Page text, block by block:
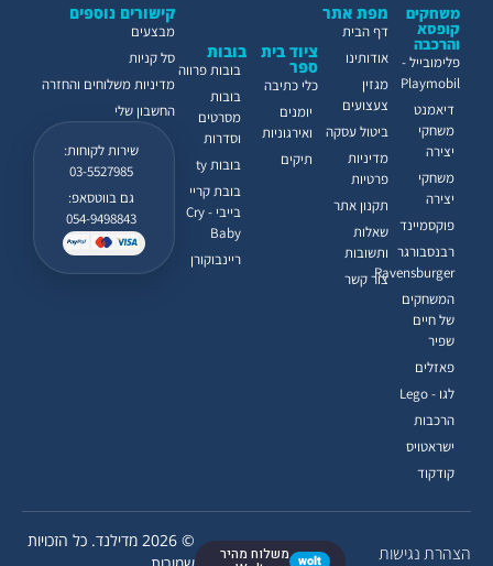
הצהרת נגישות wolt משלוח מהיר
© 2026 מדילנד. כל הזכויות
קישורים נוספים
מבצעים
סל קניות
מדיניות משלוחים והחזרה
החשבון שלי
שירות לקוחות:
03-5527985
גם בווטסאפ:
054-9498843
ציוד בית
ספר
כלי כתיבה
יומנים
ואירגוניות
תיקים
בובות
בובות פרווה
בובות
מסרטים
וסדרות
בובות ty
בובת קריי
בייבי - Cry
Baby
ריינבוקורן
משחקים
קופסא
והרכבה
פלימובייל -
Playmobil
דיאמנט
משחקי
יצירה
משחקי
יצירה
פוקסמיינד
רבנסבורגר
Ravensburger
המשחקים
של חיים
שפיר
פאזלים
לגו - Lego
הרכבות
ישראטויס
קודקוד
מפת אתר
דף הבית
אודותינו
מגזין
צעצועים
ביטול עסקה
מדיניות
פרטיות
תקנון אתר
שאלות
ותשובות
צור קשר